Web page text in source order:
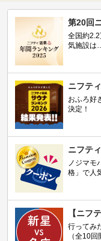
第20回
全国約
気施設は…
ニフテ
おふろ好
決定！
ニフテ
ノジマ
格」で人
【ニフ
行ってみ
（全10